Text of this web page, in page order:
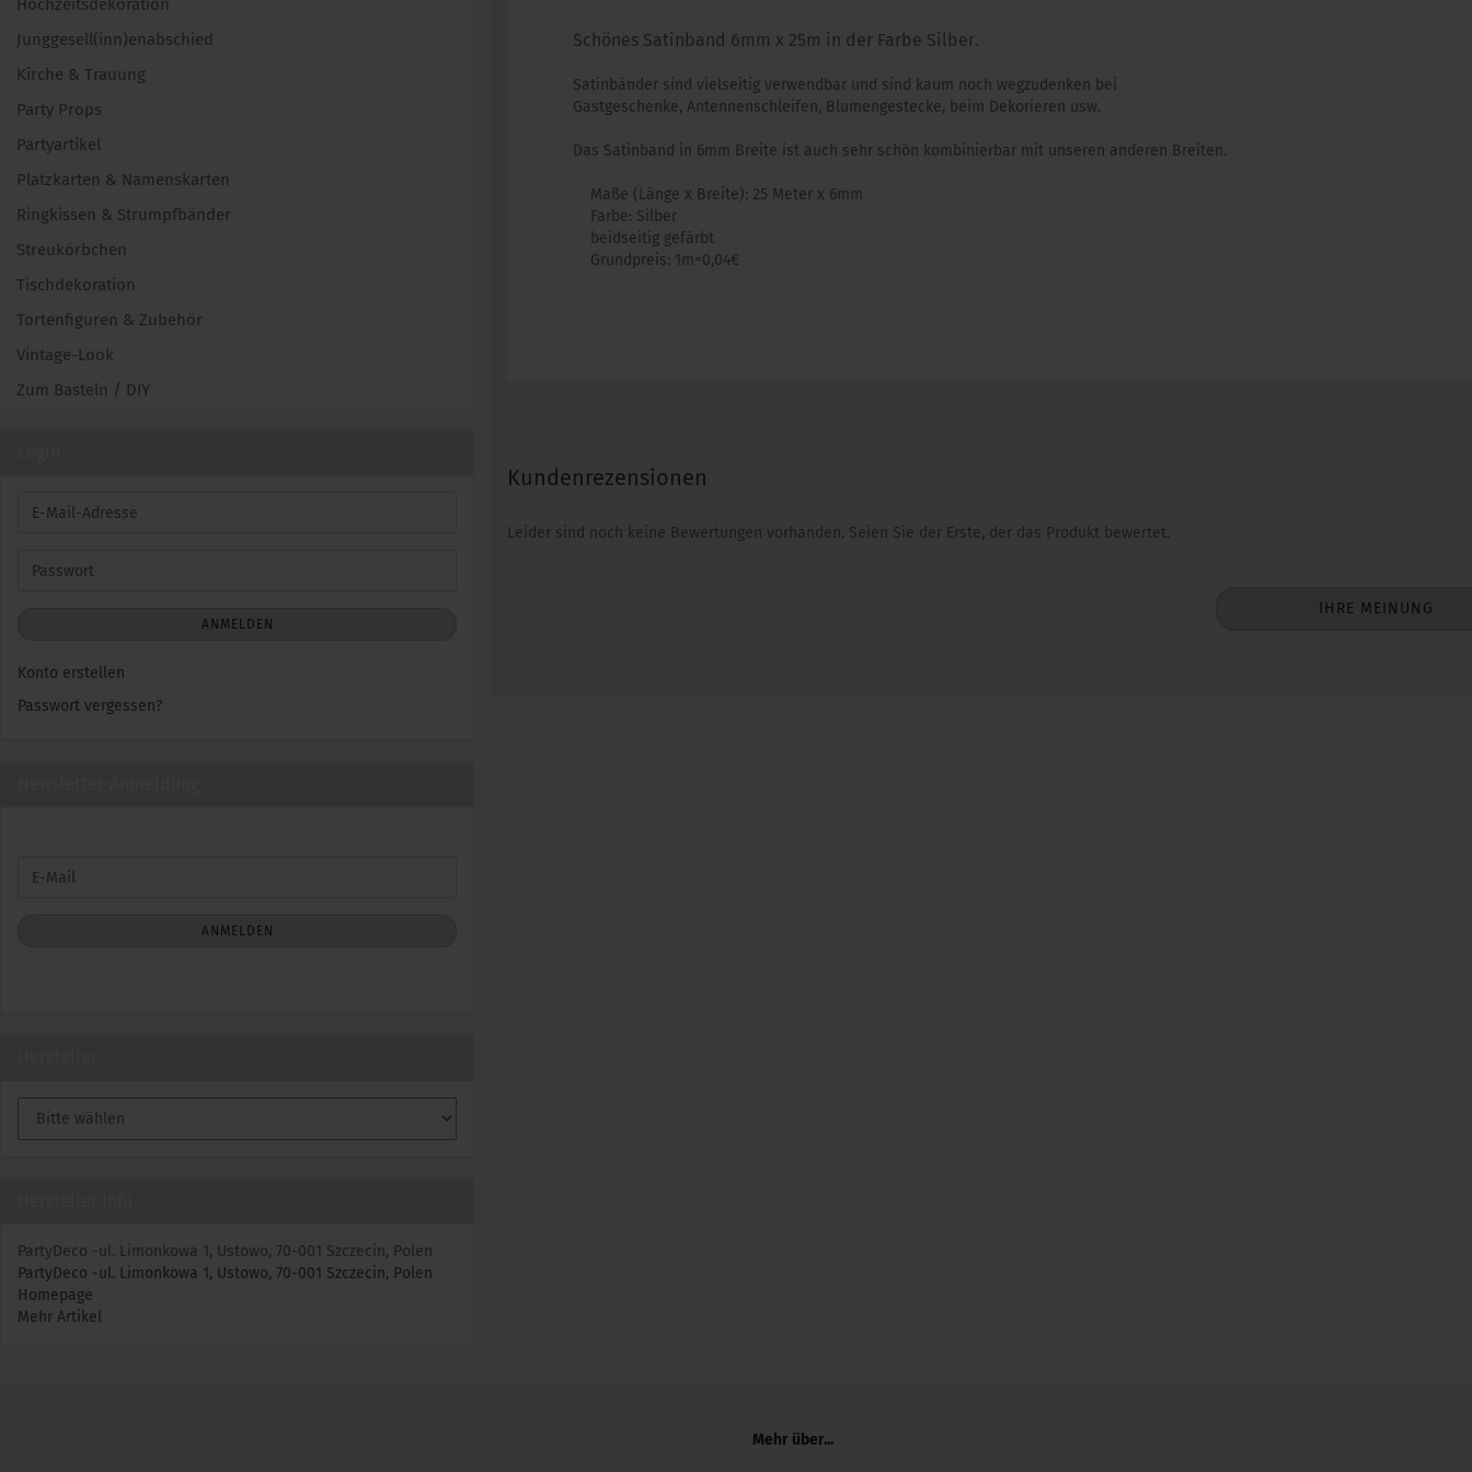
Schönes Satinband 6mm x 25m in der Farbe Silber.
Satinbänder sind vielseitig verwendbar und sind kaum noch wegzudenken bei
Gastgeschenke, Antennenschleifen, Blumengestecke, beim Dekorieren usw.
Das Satinband in 6mm Breite ist auch sehr schön kombinierbar mit unseren anderen Breiten.
Maße (Länge x Breite): 25 Meter x 6mm
Farbe: Silber
beidseitig gefärbt
Grundpreis: 1m=0,04€
Kundenrezensionen
Leider sind noch keine Bewertungen vorhanden. Seien Sie der Erste, der das Produkt bewertet.
IHRE MEINUNG
Hochzeitsdekoration
Junggesell(inn)enabschied
Kirche & Trauung
Party Props
Partyartikel
Platzkarten & Namenskarten
Ringkissen & Strumpfbänder
Streukörbchen
Tischdekoration
Tortenfiguren & Zubehör
Vintage-Look
Zum Basteln / DIY
E-
Passwort
ANMELDEN
Konto erstellen
Passwort vergessen?
ZUR
E-
ANMELDEN
PartyDeco -ul. Limonkowa 1, Ustowo, 70-001 Szczecin, Polen
PartyDeco -ul. Limonkowa 1, Ustowo, 70-001 Szczecin, Polen
Homepage
Mehr Artikel
Mehr über...